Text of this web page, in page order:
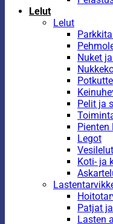
Lelut
Lelut
Nuket
Pelit ja
Pienten
Legot
Vesilelut
Koti- ja
Patjat
Lasten